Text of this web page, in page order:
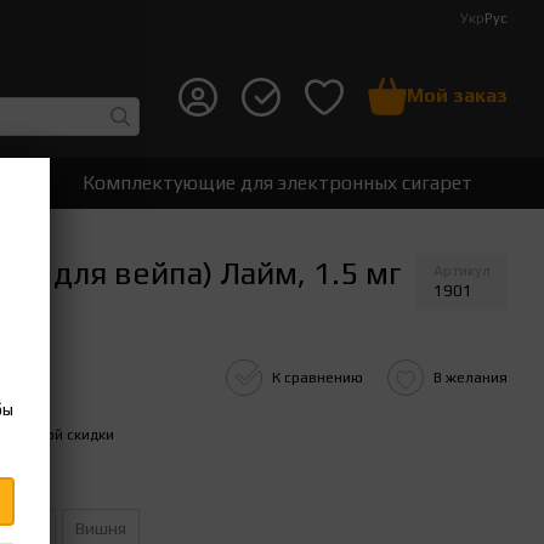
УкрРус
Мой заказ
Комплектующие для электронных сигарет
для вейпа) Лайм, 1.5 мг 1901
К сравнению В желания
скидки
Вишня